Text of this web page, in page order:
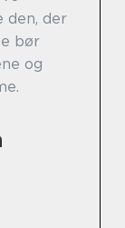
den, der
bør
og